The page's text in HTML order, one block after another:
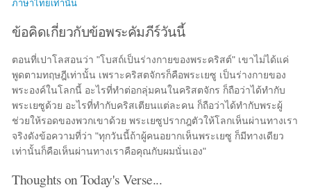
ภาษาไทยเท่านั้น
ข้อคิดเกี่ยวกับข้อพระคัมภีร์วันนี้
ตอนที่เปาโลสอนว่า "โบสถ์เป็นร่างกายของพระคริสต์" เขาไม่ได้แค่
พูดตามทฤษฎีเท่านั้น เพราะคริสตจักรก็คือพระเยซู เป็นร่างกายของ
พระองค์ในโลกนี้ อะไรที่ทำต่อกลุ่มคนในคริสตจักร ก็ถือว่าได้ทำกับ
พระเยซูด้วย อะไรที่ทำกับคริสเตียนแต่ละคน ก็ถือว่าได้ทำกับพระผู้
ช่วยให้รอดของพวกเขาด้วย พระเยซูปรากฎตัวให้โลกเห็นผ่านทางเรา
จริงดังข้อความที่ว่า "ทุกวันนี้ถ้าผู้คนอยากเห็นพระเยซู ก็มีทางเดียว
เท่านั้นก็คือเห็นผ่านทางเราคือคุณกับผมนั่นเอง"
Thoughts on Today's Verse...